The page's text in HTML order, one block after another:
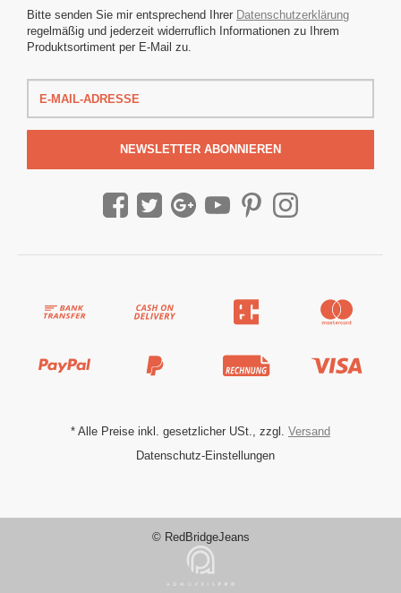
Bitte senden Sie mir entsprechend Ihrer Datenschutzerklärung
regelmäßig und jederzeit widerruflich Informationen zu Ihrem
Produktsortiment per E-Mail zu.
E-
Mail-
NEWSLETTER ABONNIEREN
* Alle Preise inkl. gesetzlicher USt., zzgl. Versand
Datenschutz-Einstellungen
© RedBridgeJeans